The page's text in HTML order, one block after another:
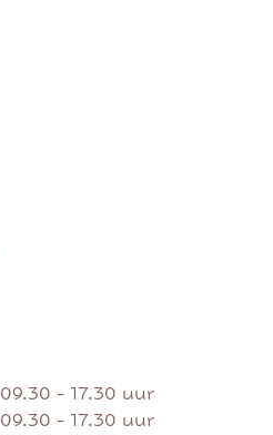
09.30 - 17.30 uur
09.30 - 17.30 uur